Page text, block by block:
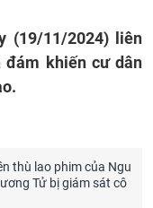
(19/11/2024) liên
đám khiến cư dân
thù lao phim của Ngu
Tử bị giám sát cô